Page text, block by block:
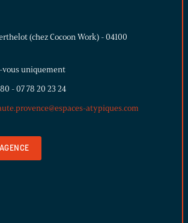
(chez Cocoon Work) - 04100
vous uniquement
-07 78 20 23 24
atypiques.com